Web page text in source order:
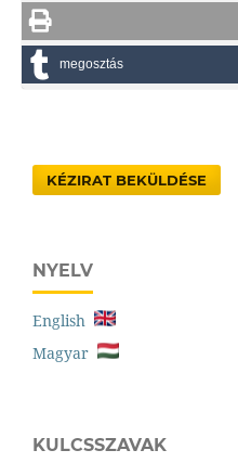
megosztás
KÉZIRAT BEKÜLDÉSE
NYELV
English
Magyar
KULCSSZAVAK